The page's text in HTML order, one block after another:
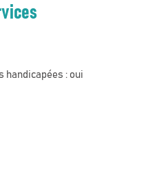
handicapées : oui